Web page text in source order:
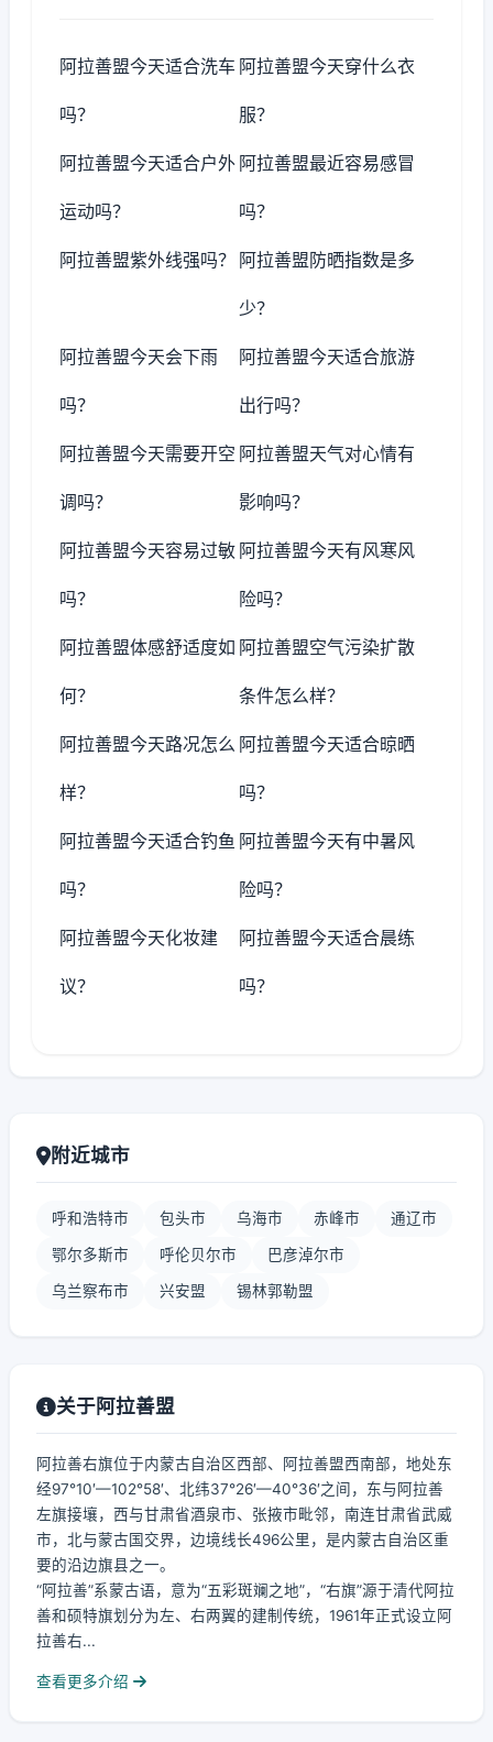
阿拉善盟今天适合洗车
吗？
阿拉善盟今天穿什么衣
服？
阿拉善盟今天适合户外
运动吗？
阿拉善盟最近容易感冒
吗？
阿拉善盟紫外线强吗？ 阿拉善盟防晒指数是多
少？
阿拉善盟今天会下雨
吗？
阿拉善盟今天适合旅游
出行吗？
阿拉善盟今天需要开空
调吗？
阿拉善盟天气对心情有
影响吗？
阿拉善盟今天容易过敏
吗？
阿拉善盟今天有风寒风
险吗？
阿拉善盟体感舒适度如
何？
阿拉善盟空气污染扩散
条件怎么样？
阿拉善盟今天路况怎么
样？
阿拉善盟今天适合晾晒
吗？
阿拉善盟今天适合钓鱼
吗？
阿拉善盟今天有中暑风
险吗？
阿拉善盟今天化妆建
议？
阿拉善盟今天适合晨练
吗？
附近城市
呼和浩特市 包头市 乌海市 赤峰市 通辽市
鄂尔多斯市 呼伦贝尔市 巴彦淖尔市
乌兰察布市 兴安盟 锡林郭勒盟
关于阿拉善盟
阿拉善右旗位于内蒙古自治区西部、阿拉善盟西南部，地处东
经97°10′—102°58′、北纬37°26′—40°36′之间，东与阿拉善
左旗接壤，西与甘肃省酒泉市、张掖市毗邻，南连甘肃省武威
市，北与蒙古国交界，边境线长496公里，是内蒙古自治区重
要的沿边旗县之一。
“阿拉善”系蒙古语，意为“五彩斑斓之地”，“右旗”源于清代阿拉
善和硕特旗划分为左、右两翼的建制传统，1961年正式设立阿
拉善右...
查看更多介绍